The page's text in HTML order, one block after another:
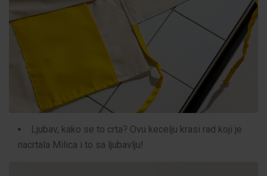
Ljubav, kako se to crta? Ovu kecelju krasi rad koji je
nacrtala Milica i to sa ljubavlju!